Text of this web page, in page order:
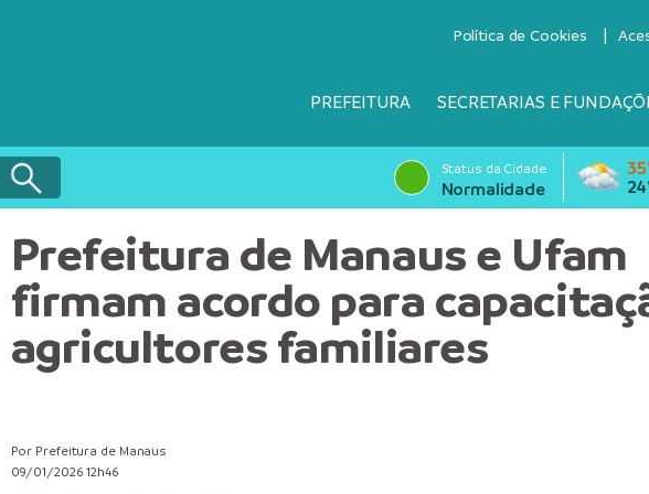
Política de Cookies
PREFEITURA SECRETARIAS E
Status da Cidade
Normalidade
Prefeitura de Manaus e Ufam
firmam acordo para
agricultores familiares
Por Prefeitura de Manaus
09/01/2026 12h46